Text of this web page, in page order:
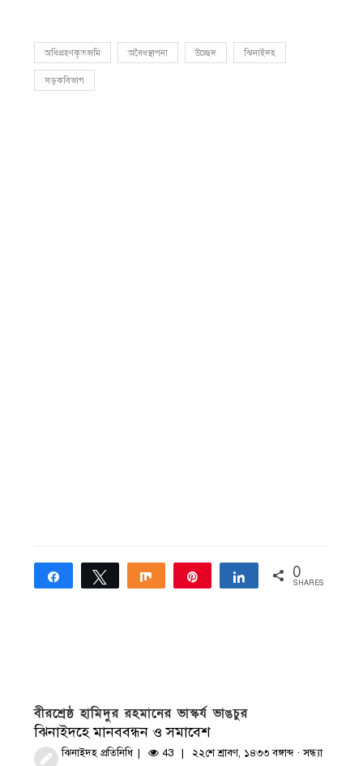
অধিগ্রহণকৃতজমি অবৈধস্থাপনা উচ্ছেদ ঝিনাইদহ
সড়কবিভাগ
Share Tweet Share Share 0
SHARES
বীরশ্রেষ্ঠ হামিদুর রহমানের ভাস্কর্য ভাঙচুর
ঝিনাইদহে মানববন্ধন ও সমাবেশ
ঝিনাইদহ প্রতিনিধি 43 ২২শে শ্রাবণ, ১৪৩৩ বঙ্গাব্দ · সন্ধ্যা